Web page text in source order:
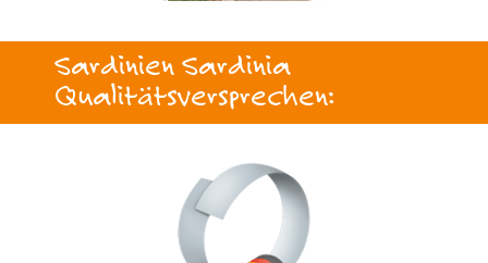
Sardinien Sardinia
Qualitätsversprechen: